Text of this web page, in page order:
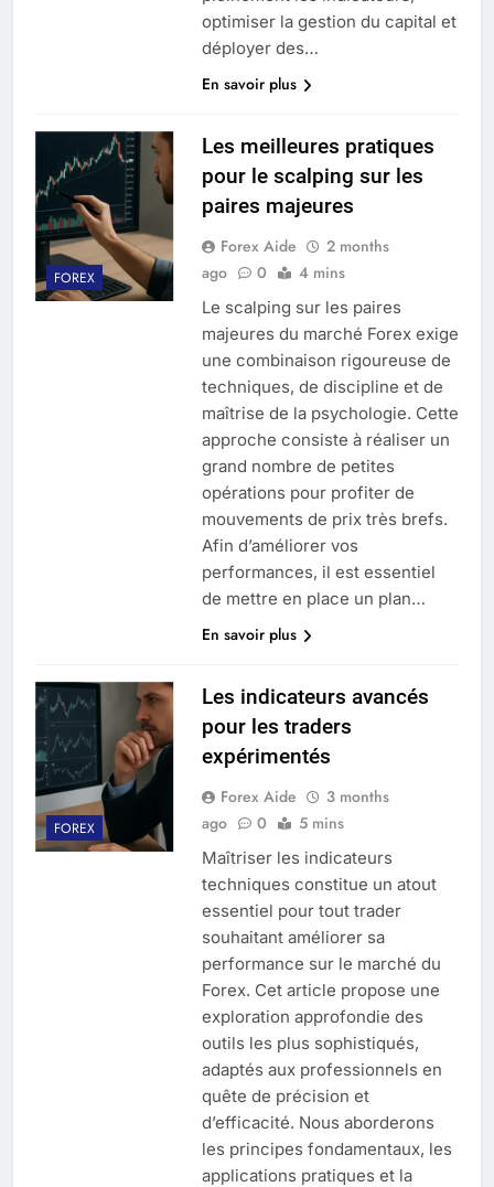
optimiser la gestion du capital et
déployer des…
En savoir plus
FOREX
Les meilleures pratiques
pour le scalping sur les
paires majeures
Forex Aide
2 months
ago
0 4 mins
Le scalping sur les paires
majeures du marché Forex exige
une combinaison rigoureuse de
techniques, de discipline et de
maîtrise de la psychologie. Cette
approche consiste à réaliser un
grand nombre de petites
opérations pour profiter de
mouvements de prix très brefs.
Afin d’améliorer vos
performances, il est essentiel
de mettre en place un plan…
En savoir plus
FOREX
Les indicateurs avancés
pour les traders
expérimentés
Forex Aide
3 months
ago
0 5 mins
Maîtriser les indicateurs
techniques constitue un atout
essentiel pour tout trader
souhaitant améliorer sa
performance sur le marché du
Forex. Cet article propose une
exploration approfondie des
outils les plus sophistiqués,
adaptés aux professionnels en
quête de précision et
d’efficacité. Nous aborderons
les principes fondamentaux, les
applications pratiques et la